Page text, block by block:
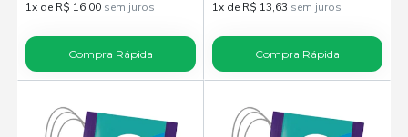
1x de R$ 16,00 sem juros
Compra Rápida
1x de R$ 13,63 sem juros
Compra Rápida